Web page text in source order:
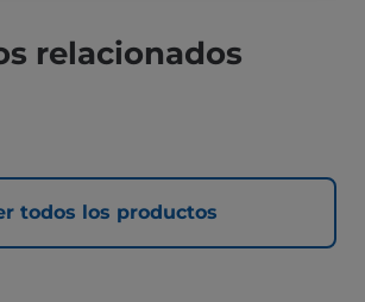
relacionados
todos los productos